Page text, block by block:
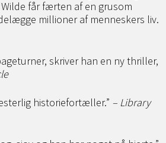
får færten af en grusom
millioner af menneskers liv.
skriver han en ny thriller,
historiefortæller.” – Library